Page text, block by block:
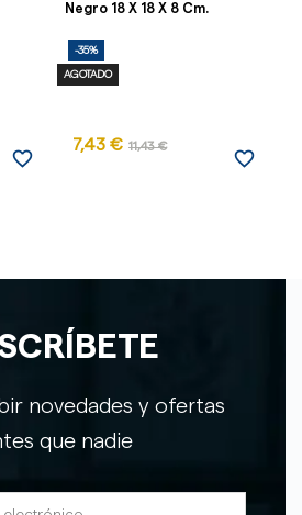
favorite_border
Negro 18 X 18 X 8 Cm.
-35%
AGOTADO
7,43 € 11,43 €
favorite_border
novedades y ofertas
que nadie